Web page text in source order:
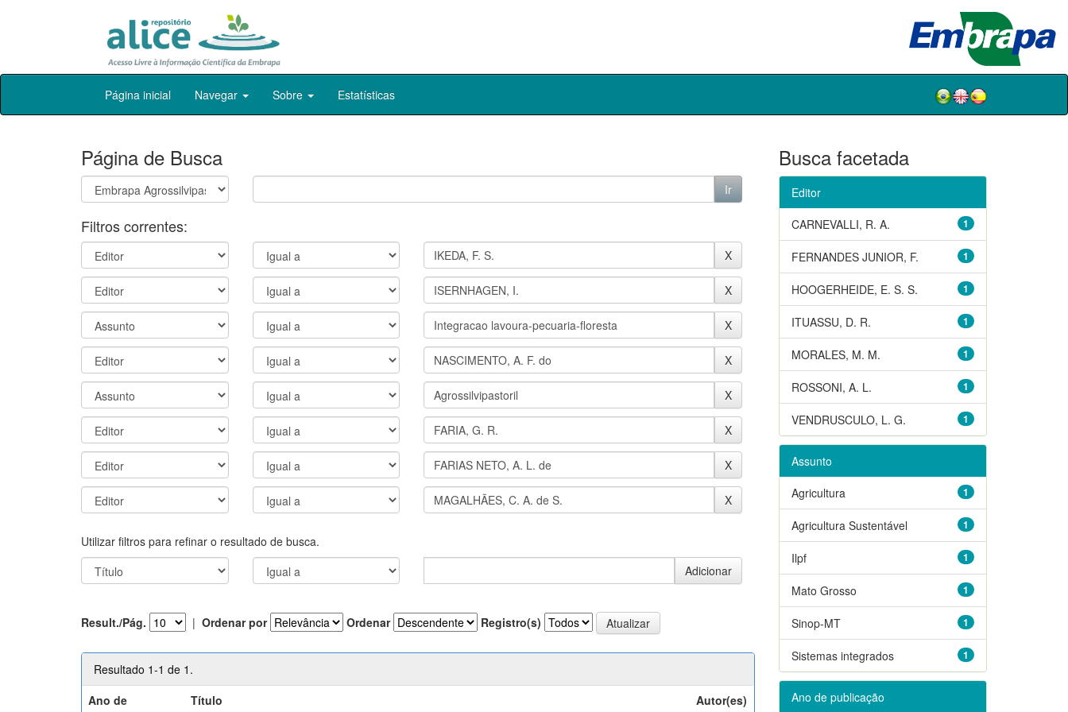
Skip
Página inicial Navegar Sobre Estatísticas
Página de Busca
Filtros correntes:
Utilizar filtros para refinar o resultado de busca.
Result./Pág. | Ordenar por Ordenar Registro(s)
Resultado 1-1 de 1.
Ano de
Título Autor(es)
Busca facetada
Editor
1
CARNEVALLI, R. A.
1
FERNANDES JUNIOR, F.
1
HOOGERHEIDE, E. S. S.
1
ITUASSU, D. R.
1
MORALES, M. M.
1
ROSSONI, A. L.
1
VENDRUSCULO, L. G.
Assunto
1
Agricultura
1
Agricultura Sustentável
1
Ilpf
1
Mato Grosso
1
Sinop-MT
1
Sistemas integrados
Ano de publicação